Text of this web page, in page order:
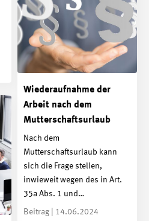
Wiederaufnahme der
Arbeit nach dem
Mutterschaftsurlaub
Nach dem
Mutterschaftsurlaub kann
sich die Frage stellen,
inwieweit wegen des in Art.
35a Abs. 1 und…
Beitrag | 14.06.2024